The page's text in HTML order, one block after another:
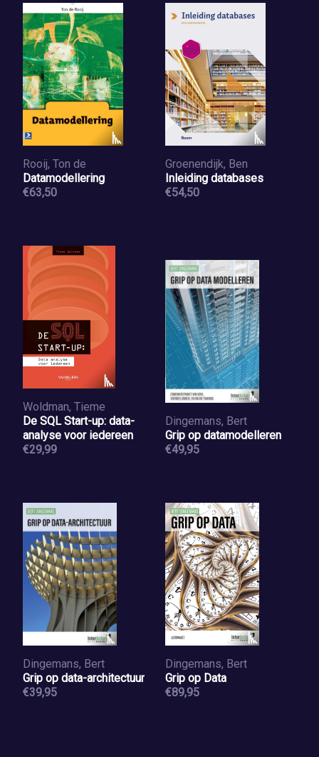
Rooij, Ton de
Datamodellering
€63,50
Groenendijk, Ben
Inleiding databases
€54,50
Woldman, Tieme
De SQL Start-up: data-
analyse voor iedereen
€29,99
Dingemans, Bert
Grip op datamodelleren
€49,95
Dingemans, Bert
Grip op data-architectuur
€39,95
Dingemans, Bert
Grip op Data
€89,95